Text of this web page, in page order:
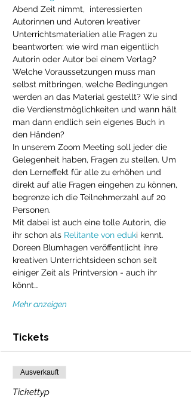
Abend Zeit nimmt,  interessierten
Autorinnen und Autoren kreativer
Unterrichtsmaterialien alle Fragen zu
beantworten: wie wird man eigentlich
Autorin oder Autor bei einem Verlag?
Welche Voraussetzungen muss man
selbst mitbringen, welche Bedingungen
werden an das Material gestellt? Wie sind
die Verdienstmöglichkeiten und wann hält
man dann endlich sein eigenes Buch in
den Händen?
In unserem Zoom Meeting soll jeder die
Gelegenheit haben, Fragen zu stellen. Um
den Lerneffekt für alle zu erhöhen und
direkt auf alle Fragen eingehen zu können,
begrenze ich die Teilnehmerzahl auf 20
Personen.
Mit dabei ist auch eine tolle Autorin, die
ihr schon als Relitante von eduki kennt.
Doreen Blumhagen veröffentlicht ihre
kreativen Unterrichtsideen schon seit
einiger Zeit als Printversion - auch ihr
könnt…
Mehr anzeigen
Tickets
Ausverkauft
Tickettyp